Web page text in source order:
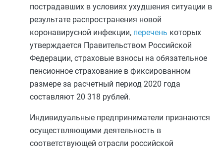
пострадавших в условиях ухудшения ситуации в
результате распространения новой
коронавирусной инфекции, перечень которых
утверждается Правительством Российской
Федерации, страховые взносы на обязательное
пенсионное страхование в фиксированном
размере за расчетный период 2020 года
составляют 20 318 рублей.
Индивидуальные предприниматели признаются
осуществляющими деятельность в
соответствующей отрасли российской